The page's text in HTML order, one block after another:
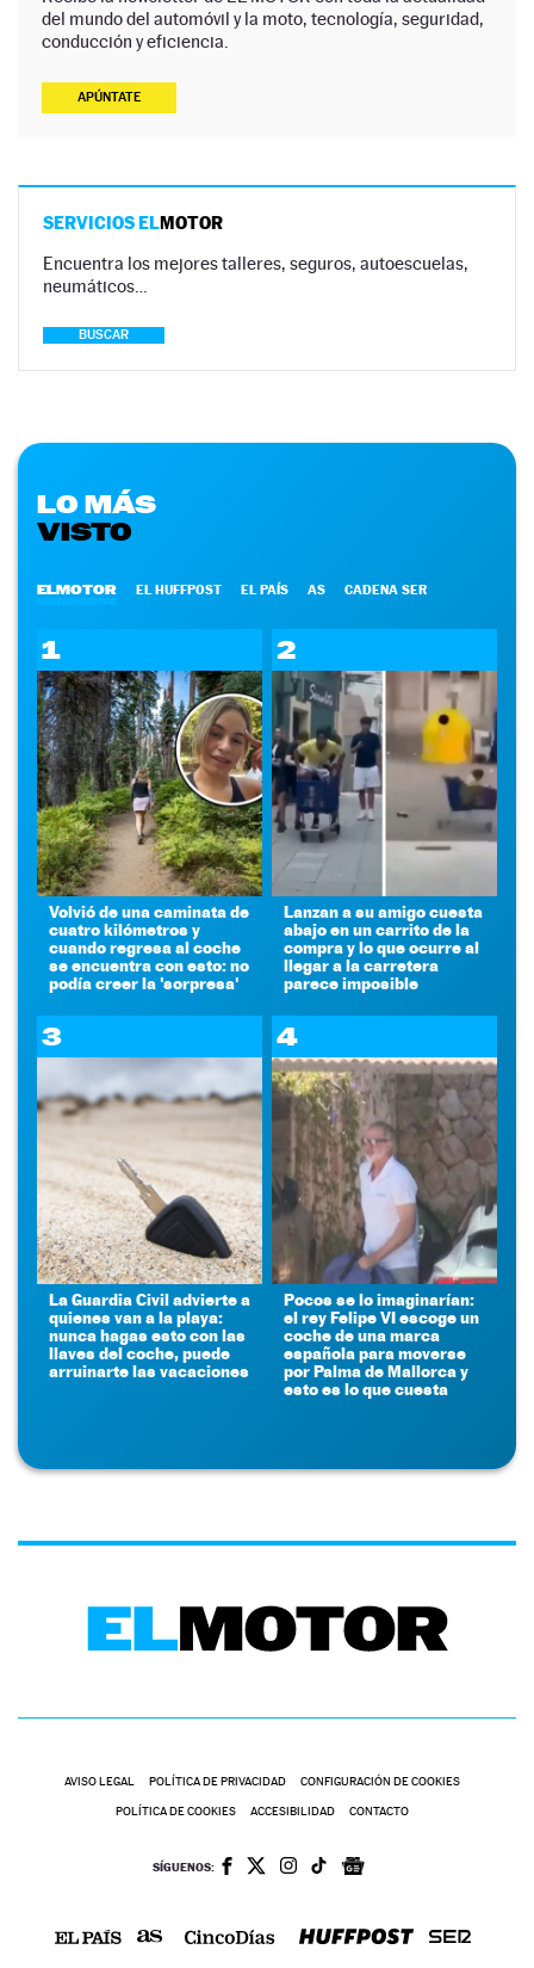
del mundo del automóvil y la moto, tecnología, seguridad,
conducción y eficiencia.
APÚNTATE
SERVICIOS ELMOTOR
Encuentra los mejores talleres, seguros, autoescuelas,
neumáticos…
BUSCAR
LO MÁS
VISTO
ELMOTOR EL HUFFPOST EL PAÍS AS CADENA SER
1
Volvió de una caminata de
cuatro kilómetros y
cuando regresa al coche
se encuentra con esto: no
podía creer la 'sorpresa'
2
Lanzan a su amigo cuesta
abajo en un carrito de la
compra y lo que ocurre al
llegar a la carretera
parece imposible
3
La Guardia Civil advierte a
quienes van a la playa:
nunca hagas esto con las
llaves del coche, puede
arruinarte las vacaciones
4
Pocos se lo imaginarían:
el rey Felipe VI escoge un
coche de una marca
española para moverse
por Palma de Mallorca y
esto es lo que cuesta
AVISO LEGAL POLÍTICA DE PRIVACIDAD CONFIGURACIÓN DE COOKIES
POLÍTICA DE COOKIES ACCESIBILIDAD CONTACTO
SÍGUENOS: